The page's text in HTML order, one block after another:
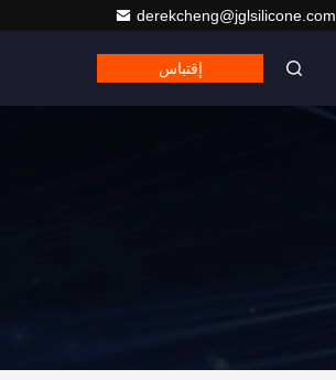
derekcheng@jglsilicone.com
إقتباس